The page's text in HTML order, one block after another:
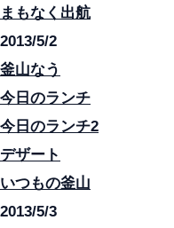
まもなく出航
2013/5/2
釜山なう
今日のランチ
今日のランチ2
デザート
いつもの釜山
2013/5/3